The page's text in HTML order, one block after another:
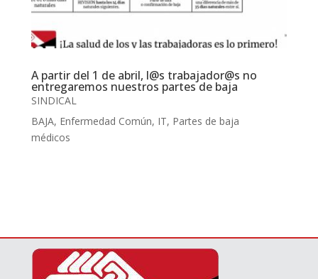
A partir del 1 de abril, l@s trabajador@s no
entregaremos nuestros partes de baja
SINDICAL
BAJA, Enfermedad Común, IT, Partes de baja
médicos